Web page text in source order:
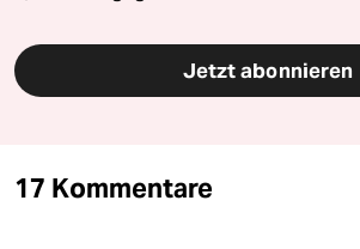
Jetzt abonnieren
17 Kommentare